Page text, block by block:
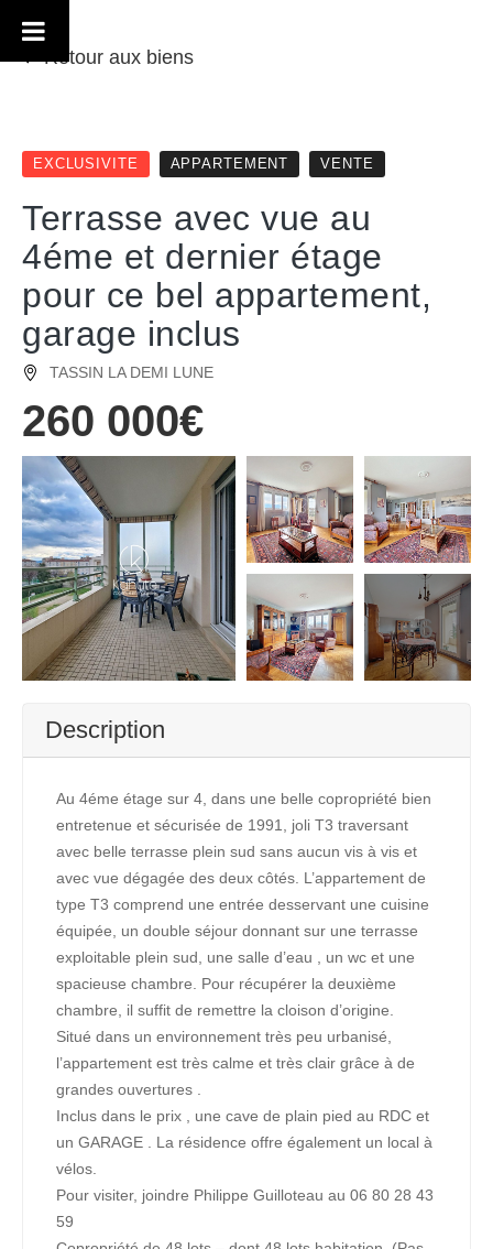
Retour aux biens
EXCLUSIVITE APPARTEMENT VENTE
Terrasse avec vue au
4éme et dernier étage
pour ce bel appartement,
garage inclus
TASSIN LA DEMI LUNE
260 000€
+6
Description
Au 4éme étage sur 4, dans une belle copropriété bien
entretenue et sécurisée de 1991, joli T3 traversant
avec belle terrasse plein sud sans aucun vis à vis et
avec vue dégagée des deux côtés. L’appartement de
type T3 comprend une entrée desservant une cuisine
équipée, un double séjour donnant sur une terrasse
exploitable plein sud, une salle d’eau , un wc et une
spacieuse chambre. Pour récupérer la deuxième
chambre, il suffit de remettre la cloison d’origine.
Situé dans un environnement très peu urbanisé,
l’appartement est très calme et très clair grâce à de
grandes ouvertures .
Inclus dans le prix , une cave de plain pied au RDC et
un GARAGE . La résidence offre également un local à
vélos.
Pour visiter, joindre Philippe Guilloteau au 06 80 28 43
59